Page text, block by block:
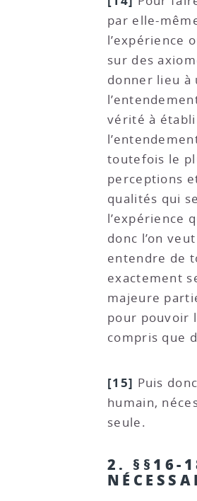
par elle-
l’expérience
sur des
donner lieu à
vérité à
toutefois le
perceptions
qualités qui
l’expérience
donc l’on
entendre de
exactement
majeure
pour pouvoir
compris que
[15] Puis
humain,
seule.
2. §§16-